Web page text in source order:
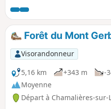
Mézenc, et la découverte de
Régnier et de ses quelques
richement ornées, vestiges
révolu.Forêt du Mont
Visorandonneur
5,16 km
+343 m -
Moyenne
Départ à Chamalières-sur-